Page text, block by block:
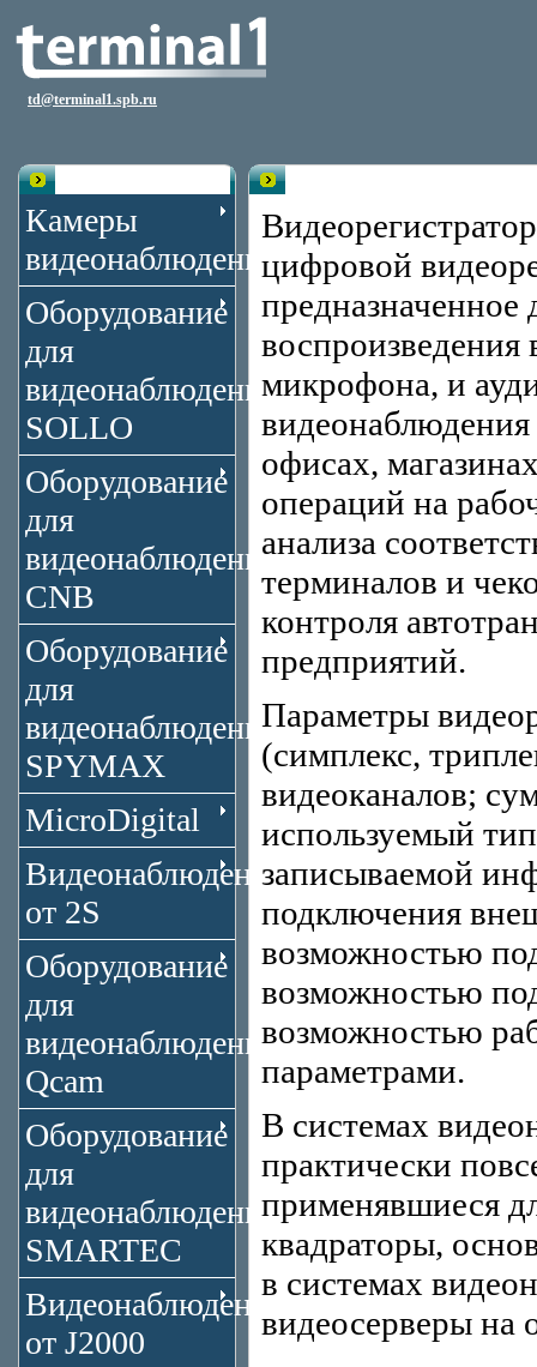
td@terminal1.spb.ru
Камеры
видеонаблюдения
Оборудование
для
видеонаблюдения
SOLLO
Оборудование
для
видеонаблюдения
CNB
Оборудование
для
видеонаблюдения
SPYMAX
MicroDigital
Видеонаблюдение
от 2S
Оборудование
для
видеонаблюдения
Qcam
Оборудование
для
видеонаблюдения
SMARTEC
Видеонаблюдение
от J2000
цифровой
предназначенное
воспроизведения
микрофона, и
видеонаблюдения
офисах,
операций на
анализа
терминалов и
контроля
предприятий.
Параметры
(симплекс,
видеоканалов;
используемый
записываемой
подключения
возможностью
возможностью
возможностью
параметрами.
В системах
практически
применявшиеся
квадраторы,
в системах
видеосерверы на